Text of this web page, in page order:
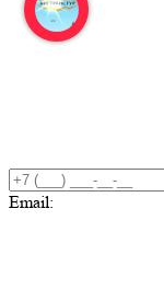
Email: